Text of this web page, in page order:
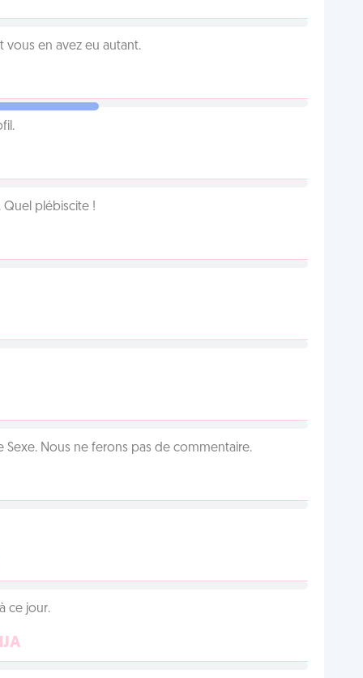
en avez eu autant.
Quel plébiscite !
Sexe. Nous ne ferons pas de commentaire.
ce jour.